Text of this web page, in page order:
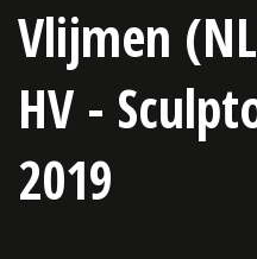
Vlijmen
HV -
2019